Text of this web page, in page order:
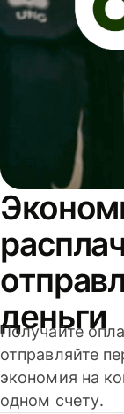
деньги
Получайте
отправляйте
экономия на
одном счету.